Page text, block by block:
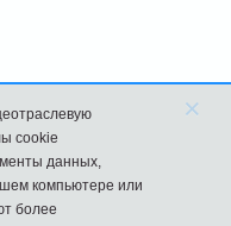
cookie
данных,
компьютере или
более
×